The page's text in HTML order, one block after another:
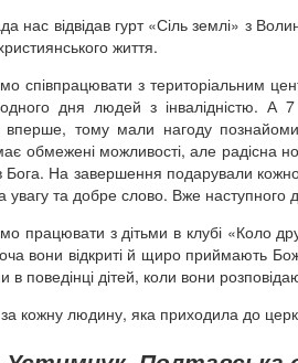
нас відвідав гурт «Сіль землі» з
життя.
співпрацювати з територіальним
дня людей з інвалідністю. А 7
вперше, тому мали нагоду
обмежені можливості, але радісна
Бога. На завершення подарували
увагу та добре слово. Вже
працювати з дітьми в клубі «Коло
вони відкриті й щиро приймають
в поведінці дітей, коли вони
кожну людину, яка приходила до